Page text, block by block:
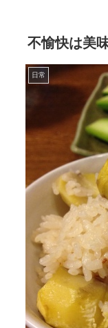
不愉快は美
日常